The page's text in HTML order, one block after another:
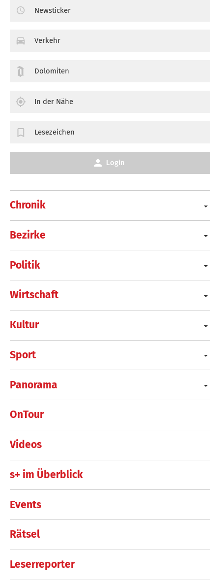
Chronik
Bezirke
Politik
Wirtschaft
Kultur
Sport
Panorama
OnTour
Videos
s+ im Überblick
Events
Rätsel
Leserreporter
Newsticker
Verkehr
Dolomiten
In der Nähe
Lesezeichen
Login